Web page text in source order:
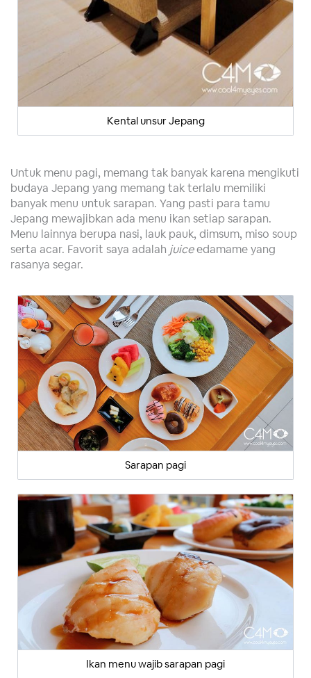
Kental unsur Jepang
Untuk menu pagi, memang tak banyak karena mengikuti
budaya Jepang yang memang tak terlalu memiliki
banyak menu untuk sarapan. Yang pasti para tamu
Jepang mewajibkan ada menu ikan setiap sarapan.
Menu lainnya berupa nasi, lauk pauk, dimsum, miso soup
serta acar. Favorit saya adalah juiceedamame yang
rasanya segar.
Sarapan pagi
Ikan menu wajib sarapan pagi